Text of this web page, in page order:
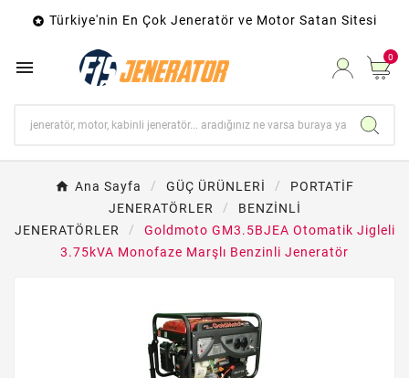
 Türkiye'nin En Çok Jeneratör ve Motor Satan Sitesi
 0
Ana Sayfa GÜÇ ÜRÜNLERİ
PORTATİF
JENERATÖRLER
BENZİNLİ
JENERATÖRLER
Goldmoto GM3.5BJEA Otomatik Jigleli
3.75kVA Monofaze Marşlı Benzinli Jeneratör